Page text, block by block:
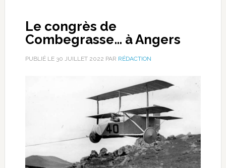
Le congrès de
Combegrasse… à Angers
PUBLIÉ LE 30 JUILLET 2022 PAR RÉDACTION